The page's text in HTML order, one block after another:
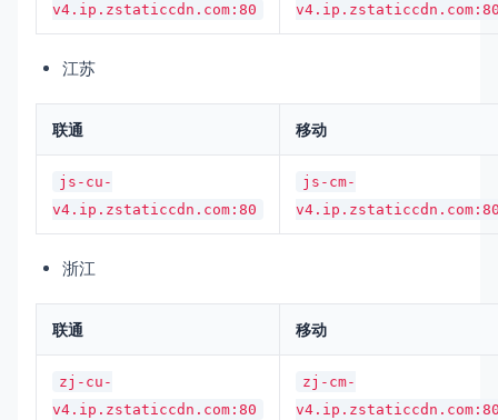
v4.ip.zstaticcdn.com:80
江苏
联通 移动
js-cu-
v4.ip.zstaticcdn.com:80
js-cm-
浙江
联通 移动
zj-cu-
v4.ip.zstaticcdn.com:80
zj-cm-